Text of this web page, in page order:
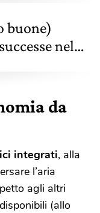
buone)
nel
da
integrati, alla
l’aria
agli altri
(allo